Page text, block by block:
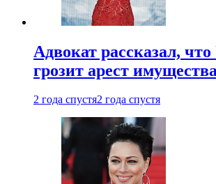
Адвокат рассказал,
грозит арест имущества
2 года спустя2 года спустя